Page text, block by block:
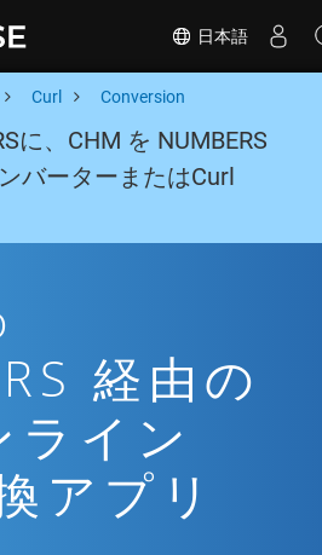
日本語
Curl Conversion
に、CHM を NUMBERS
バーターまたはCurl
経由の
ライン
アプリ